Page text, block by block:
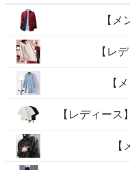
【メ
【レ
【
【レディー